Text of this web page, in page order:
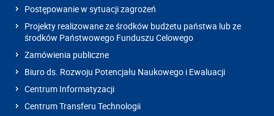
Postępowanie w sytuacji zagrożeń
Projekty realizowane ze środków budżetu państwa lub ze
środków Państwowego Funduszu Celowego
Zamówienia publiczne
Biuro ds. Rozwoju Potencjału Naukowego i Ewaluacji
Centrum Informatyzacji
Centrum Transferu Technologii